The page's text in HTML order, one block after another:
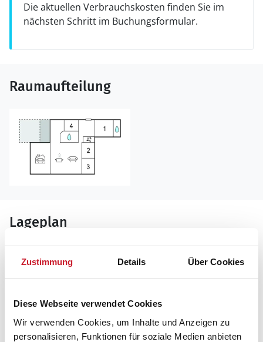
Zustimmung Details Über Cookies
Diese Webseite verwendet Cookies
Wir verwenden Cookies, um Inhalte und Anzeigen zu
personalisieren, Funktionen für soziale Medien anbieten
Die aktuellen Verbrauchskosten finden Sie im
nächsten Schritt im Buchungsformular.
Raumaufteilung
Lageplan
Ferienhaus P32280
Hedetoftvej 82
6857 Blåvand